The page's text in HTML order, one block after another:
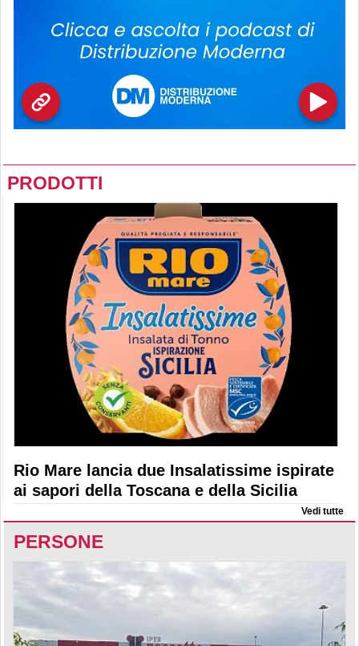
PRODOTTI
Rio Mare lancia due Insalatissime ispirate
ai sapori della Toscana e della Sicilia
Vedi tutte
PERSONE